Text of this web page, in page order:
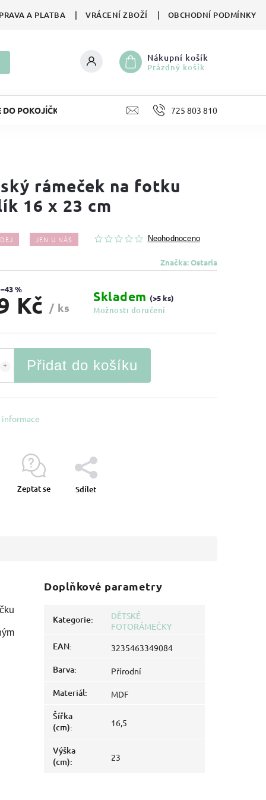
A PLATBA VRÁCENÍ ZBOŽÍ OBCHODNÍ PODMÍNKY
Nákupní košík
Prázdný košík
POKOJÍČKU LIFESTYLE HRAČKY
725 803 810
rámeček na fotku
16 x 23 cm
JEN U NÁS Neohodnoceno
Značka:Ostaria
–43 %
Kč / ks
Skladem (>5 ks)
Možnosti doručení
Přidat do košíku
Zeptat se Sdílet
Doplňkové parametry
Kategorie:
DĚTSKÉ
FOTORÁMEČKY
EAN: 3235463349084
Barva: Přírodní
Materiál: MDF
Šířka
(cm): 16,5
Výška
(cm): 23